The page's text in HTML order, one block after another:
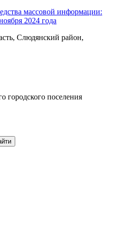
массовой информации:
2024 года
Слюдянский район,
городского поселения